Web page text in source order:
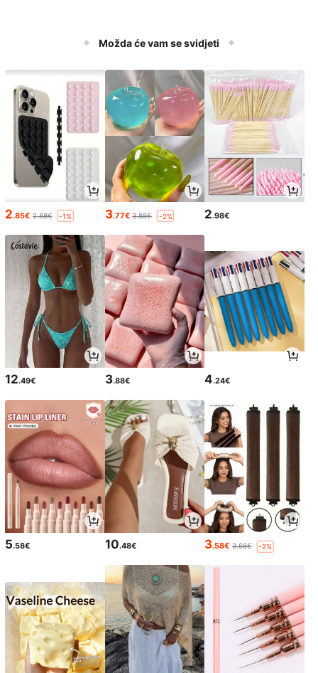
Možda će vam se svidjeti
2.85€ 2.88€ -1% 3.77€ 3.88€ -2% 2.98€
12.49€ 3.88€ 4.24€
5.58€ 10.48€ 3.58€ 3.68€ -2%